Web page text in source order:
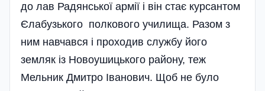
до лав Радянської армії і він стає курсантом
Єлабузького полкового училища. Разом з
ним навчався і проходив службу його
земляк із Новоушицького району, теж
Мельник Дмитро Іванович. Щоб не було